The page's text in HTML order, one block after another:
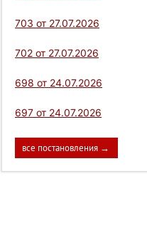
703 от 27.07.2026
702 от 27.07.2026
698 от 24.07.2026
697 от 24.07.2026
все постановления →